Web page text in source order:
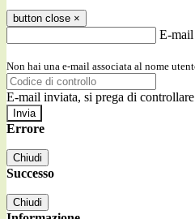
button close ×
E-mail
Non hai una e-mail associata al nome
E-mail inviata, si prega di
Errore
Chiudi
Successo
Chiudi